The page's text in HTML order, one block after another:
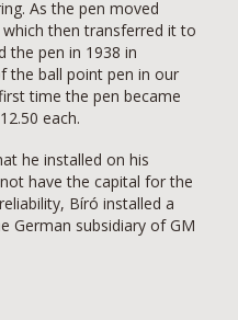
As the pen moved
then transferred it to
the pen in 1938 in
the ball point pen in our
time the pen became
each.
he installed on his
have the capital for the
Bíró installed a
German subsidiary of GM